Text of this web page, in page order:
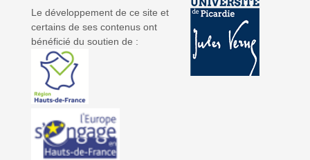
Le développement de ce site et
certains de ses contenus ont
bénéficié du soutien de :